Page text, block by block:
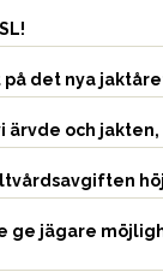
på det nya
ärvde och
ge jägare